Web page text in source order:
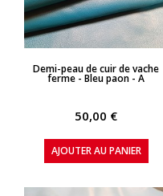
APERÇU RAPIDE
Demi-peau de cuir de vache
ferme - Bleu paon - A
50,00 €
AJOUTER AU PANIER